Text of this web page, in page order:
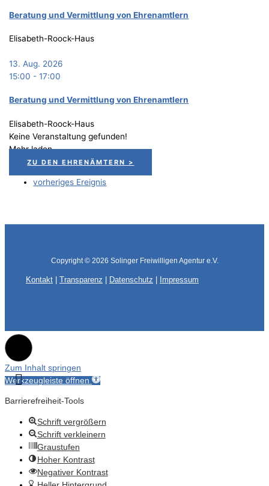
Bera­tung und Ver­mitt­lung von Ehrenamtlern
Elisabeth-Roock-Haus
13. Aug. 2026
15:00 -17:00
Bera­tung und Ver­mitt­lung von Ehrenamtlern
Elisabeth-Roock-Haus
Keine Veranstaltung gefunden!
Mehr laden
ZU DEN EHRENÄMTERN >
vorheriges Ereignis
Copyright © 2026 Solinger Freiwilligen Agentur e.V.
Kontakt Transparenz Datenschutz Impressum
Zum Inhalt springen
Werkzeugleiste öffnen
Barrierefreiheit-Tools
Schrift vergrößern
Schrift verkleinern
Graustufen
Hoher Kontrast
Negativer Kontrast